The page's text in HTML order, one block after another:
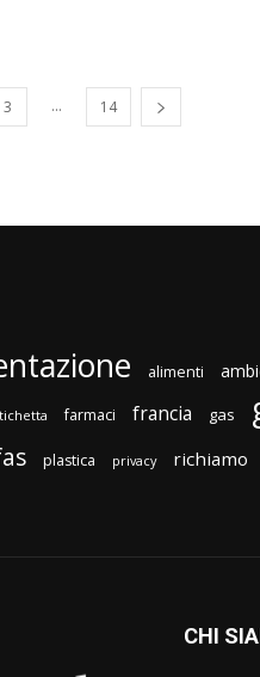
3 ... 14
alimenti
farmaci francia gas
plastica privacy richiamo
CHI